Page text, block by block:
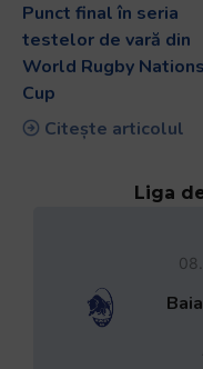
Punct final în seria
testelor de vară din
World Rugby Nations
Cup
Citește articolul
Liga